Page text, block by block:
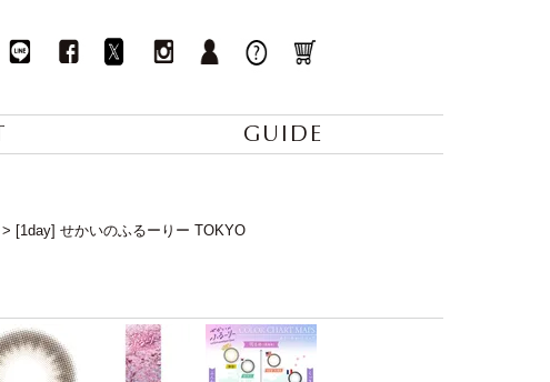
GUIDE
[1day] せかいのふるーりー TOKYO